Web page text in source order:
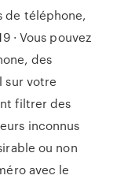
de téléphone,
· Vous pouvez
des
sur votre
filtrer des
inconnus
ou non
avec le